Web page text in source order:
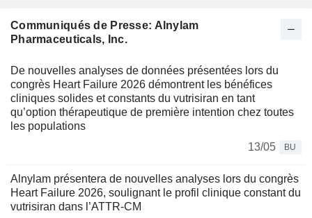
Communiqués de Presse: Alnylam
Pharmaceuticals, Inc.
De nouvelles analyses de données présentées lors du
congrès Heart Failure 2026 démontrent les bénéfices
cliniques solides et constants du vutrisiran en tant
qu’option thérapeutique de première intention chez toutes
les populations
13/05
BU
Alnylam présentera de nouvelles analyses lors du congrès
Heart Failure 2026, soulignant le profil clinique constant du
vutrisiran dans l’ATTR-CM